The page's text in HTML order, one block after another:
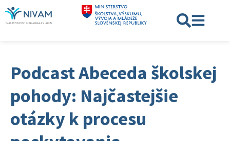
Podcast Abeceda školskej
pohody: Najčastejšie
otázky k procesu